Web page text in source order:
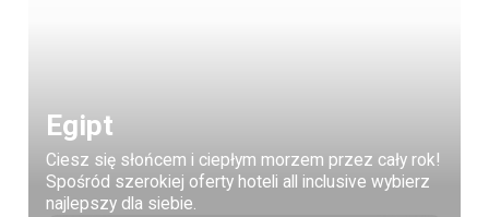
Egipt
Ciesz się słońcem i ciepłym morzem przez cały rok!
Spośród szerokiej oferty hoteli all inclusive wybierz
najlepszy dla siebie.